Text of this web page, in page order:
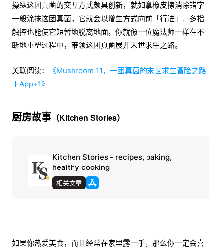
操纵这团真菌的交互方式颇具创新，就如拿橡皮擦消除错字
一般涂抹这团真菌，它就会以增生方式向前「行进」，多指
触控也能使它短暂地脱离地面。你就像一位魔法师一样在不
断地重塑过程中，带领这团真菌展开末世求生之路。
关联阅读：
《Mushroom 11，一团真菌的末世求生冒险之路
丨App+1》
厨房故事 （Kitchen Stories）
Kitchen Stories - recipes, baking,
healthy cooking
相关文章
如果你热爱美食，而且经常在家里露一手，那么你一定会喜